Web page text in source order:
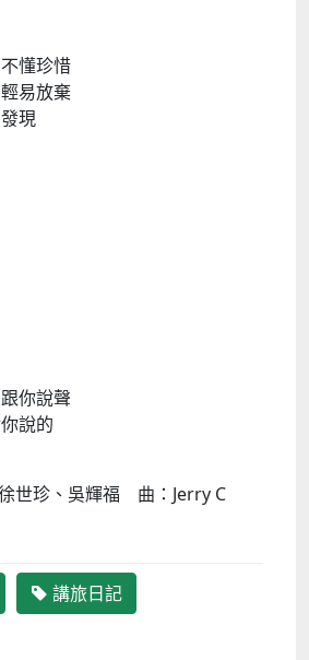
懂珍惜
易放棄
現
你說聲
說的
世珍、吳輝福 曲：Jerry C
講旅日記